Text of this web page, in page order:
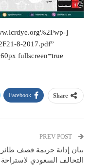
8-2017.pdf”
fullscreen=true
Share
Facebook
بيان إدانة جريمة قصف
التحالف السعودي لاستراحة